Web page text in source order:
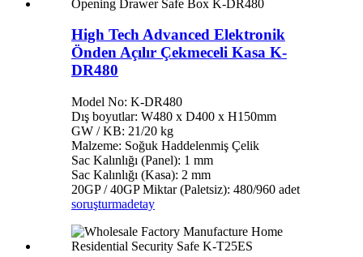
High Tech Advanced Elektronik
Önden Açılır Çekmeceli Kasa K-
DR480
Model No: K-DR480
Dış boyutlar: W480 x D400 x H150mm
GW / KB: 21/20 kg
Malzeme: Soğuk Haddelenmiş Çelik
Sac Kalınlığı (Panel): 1 mm
Sac Kalınlığı (Kasa): 2 mm
20GP / 40GP Miktar (Paletsiz): 480/960 adet
soruşturmadetay